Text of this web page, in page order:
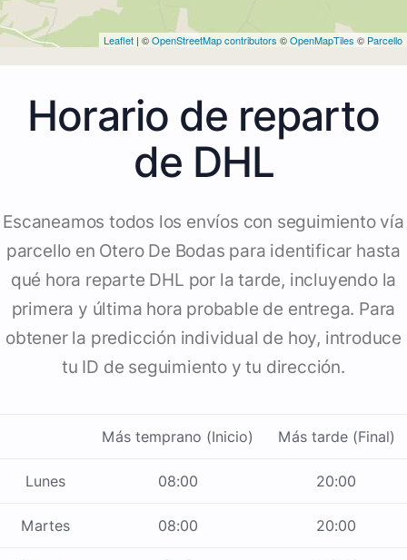
Leaflet | ©OpenStreetMap contributors ©OpenMapTiles © Parcello
Horario de reparto
de DHL
Escaneamos todos los envíos con seguimiento vía
parcello en Otero De Bodas para identificar hasta
qué hora reparte DHL por la tarde, incluyendo la
primera y última hora probable de entrega. Para
obtener la predicción individual de hoy, introduce
tu ID de seguimiento y tu dirección.
Más temprano (Inicio) Más tarde (Final)
Lunes 08:00 20:00
Martes 08:00 20:00